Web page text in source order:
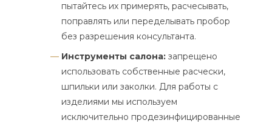
пытайтесь их примерять, расчесывать,
поправлять или переделывать пробор
без разрешения консультанта.
Инструменты салона: запрещено
использовать собственные расчески,
шпильки или заколки. Для работы с
изделиями мы используем
исключительно продезинфицированные